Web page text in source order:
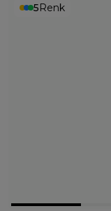
5Renk